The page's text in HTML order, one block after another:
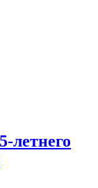
летнего